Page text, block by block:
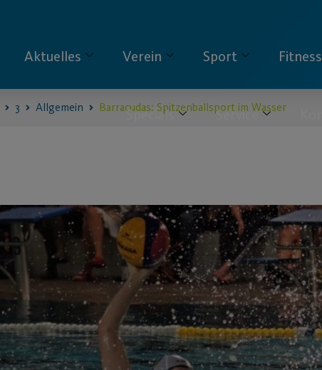
Aktuelles Verein Sport Fitness
Specials Service
3 Allgemein Barracudas: Spitzenballsport im Wasser